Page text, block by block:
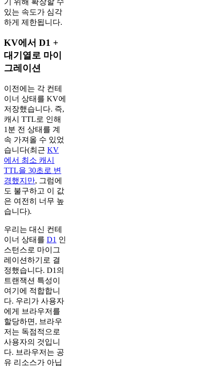
있는 속도가 심각
하게 제한됩니다.
KV에서 D1 +
대기열로 마이
그레이션
이전에는 각 컨테
이너 상태를 KV에
저장했습니다. 즉,
캐시 TTL로 인해
1분 전 상태를 계
속 가져올 수 있었
습니다(최근 KV
에서 최소 캐시
TTL을 30초로 변
경했지만, 그럼에
도 불구하고 이 값
은 여전히 너무 높
습니다).
우리는 대신 컨테
이너 상태를 D1 인
스턴스로 마이그
레이션하기로 결
정했습니다. D1의
트랜잭션 특성이
여기에 적합합니
다. 우리가 사용자
에게 브라우저를
할당하면, 브라우
저는 독점적으로
사용자의 것입니
다. 브라우저는 공
유 리소스가 아닙